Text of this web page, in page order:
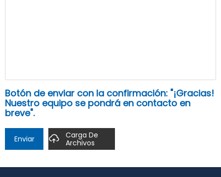
Botón de enviar con la confirmación: "¡Gracias!
Nuestro equipo se pondrá en contacto en
breve".
Enviar
Carga De
Archivos